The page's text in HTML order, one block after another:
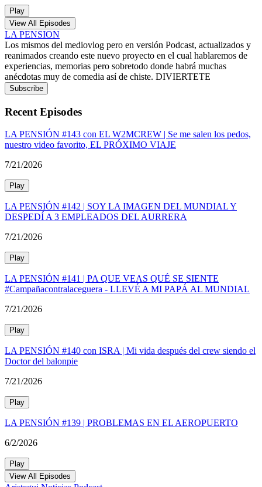
Play
View All Episodes
LA PENSION
Los mismos del mediovlog pero en versión Podcast, actualizados y
reanimados creando este nuevo proyecto en el cual hablaremos de
experiencias, memorias pero sobretodo donde habrá muchas
anécdotas muy de comedia así de chiste. DIVIERTETE
Subscribe
Recent Episodes
LA PENSIÓN #143 con EL W2MCREW | Se me salen los pedos,
nuestro video favorito, EL PRÓXIMO VIAJE
7/21/2026
Play
LA PENSIÓN #142 | SOY LA IMAGEN DEL MUNDIAL Y
DESPEDÍ A 3 EMPLEADOS DEL AURRERA
7/21/2026
Play
LA PENSIÓN #141 | PA QUE VEAS QUÉ SE SIENTE
#Campañacontralaceguera - LLEVÉ A MI PAPÁ AL MUNDIAL
7/21/2026
Play
LA PENSIÓN #140 con ISRA | Mi vida después del crew siendo el
Doctor del balonpie
7/21/2026
Play
LA PENSIÓN #139 | PROBLEMAS EN EL AEROPUERTO
6/2/2026
Play
View All Episodes